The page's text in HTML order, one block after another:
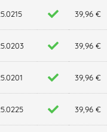
39,96 €
39,96 €
39,96 €
39,96 €